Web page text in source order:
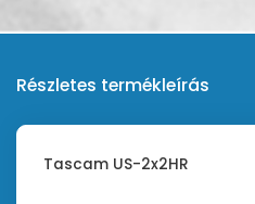
Részletes termékleírás
Tascam US-2x2HR